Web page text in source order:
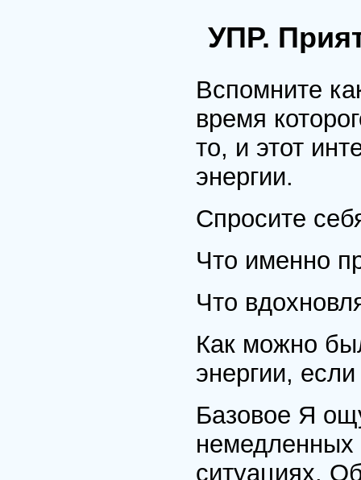
УПР.
Вспомните
время
то, и этот
энергии.
Спросите
Что именно
Что
Как можно
энергии,
Базовое Я
немедленных
ситуациях.